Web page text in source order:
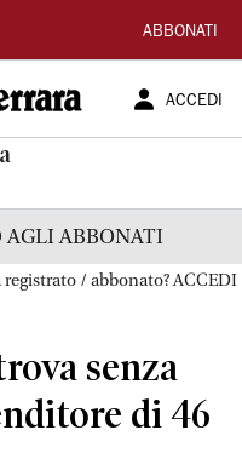
ABBONATI
ACCEDI
AGLI ABBONATI
registrato / abbonato? ACCEDI
senza
di 46